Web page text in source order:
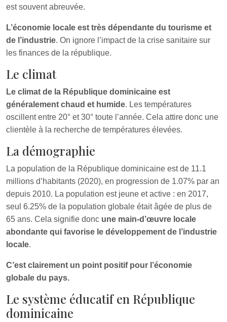
est souvent abreuvée.
L’économie locale est très dépendante du tourisme et
de l’industrie. On ignore l’impact de la crise sanitaire sur
les finances de la république.
Le climat
Le climat de la République dominicaine est
généralement chaud et humide. Les températures
oscillent entre 20° et 30° toute l’année. Cela attire donc une
clientèle à la recherche de températures élevées.
La démographie
La population de la République dominicaine est de 11.1
millions d’habitants (2020), en progression de 1.07% par an
depuis 2010. La population est jeune et active : en 2017,
seul 6.25% de la population globale était âgée de plus de
65 ans. Cela signifie donc une main-d’œuvre locale
abondante qui favorise le développement de l’industrie
locale.
C’est clairement un point positif pour l’économie
globale du pays.
Le système éducatif en République
dominicaine